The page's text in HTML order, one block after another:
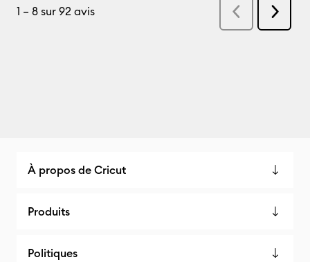
À propos de Cricut
Produits
Politiques